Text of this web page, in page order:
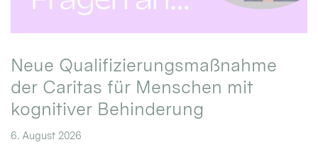
Neue Qualifizierungsmaßnahme
der Caritas für Menschen mit
kognitiver Behinderung
6. August 2026